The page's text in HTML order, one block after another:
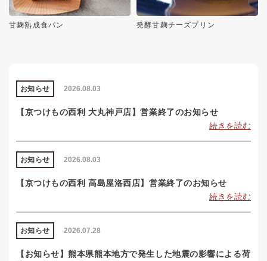
甘麹熟成食パン 発酵甘麹チーズプリン
2026.08.03
お知らせ
【京つけもの西利 大丸神戸店】営業終了のお知らせ
続きを読む
2026.08.03
お知らせ
【京つけもの西利 高島屋洛西店】営業終了のお知らせ
続きを読む
2026.07.28
お知らせ
【お知らせ】熊本県熊本地方で発生した地震の影響による荷